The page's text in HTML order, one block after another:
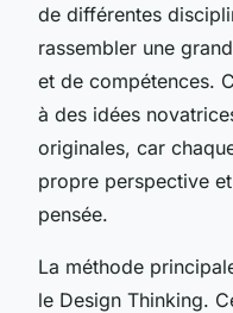
de différentes
rassembler une
et de compétences.
à des idées
originales, car
propre perspective
pensée.
La méthode
le Design Thinking.